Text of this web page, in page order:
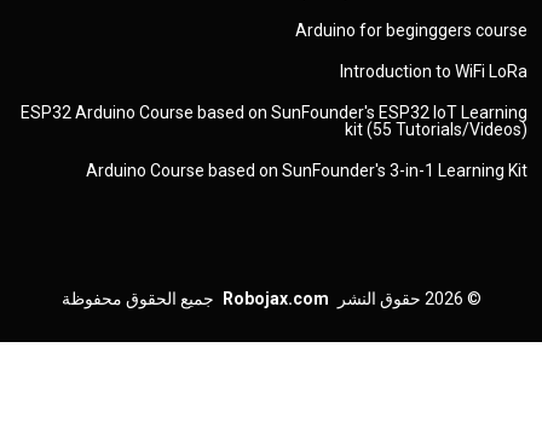
Arduino for beginggers course
Introduction to WiFi LoRa
ESP32 Arduino Course based on SunFounder's ESP32 IoT Learning
kit (55 Tutorials/Videos)
Arduino Course based on SunFounder's 3-in-1 Learning Kit
© 2026 حقوق النشر Robojax.com جميع الحقوق محفوظة